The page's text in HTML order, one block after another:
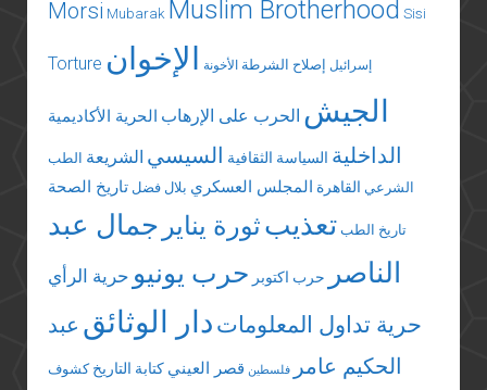
Morsi Mubarak Muslim Brotherhood Sisi
Torture إسرائيل إصلاح الشرطة الأخونة الإخوان
الجيش الحرب على الإرهاب الحرية الأكاديمية
الداخلية السياسة الثقافية السيسي الشريعة الطب
الشرعي القاهرة المجلس العسكري بلال فضل تاريخ الصحة
تاريخ الطب تعذيبثورة يناير جمال عبد
الناصر
حرب اكتوبر حرب يونيو حرية الرأي
حرية تداول المعلومات دار الوثائق عبد
الحكيم عامر
فلسطين قصر العيني كتابة التاريخ كشوف